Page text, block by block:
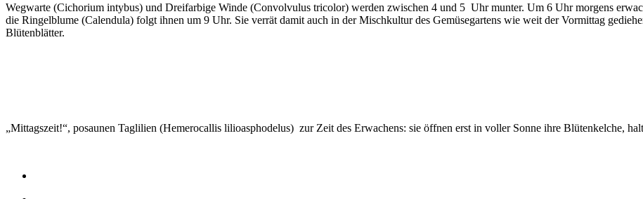
Wegwarte (Cichorium intybus) und Dreifarbige Winde (Convolvulus tricolor) werden zwischen 4 und 5 Uhr munter. Um 6 Uhr morgens
die Ringelblume (Calendula) folgt ihnen um 9 Uhr. Sie verrät damit auch in der Mischkultur des Gemüsegartens wie weit der Vormittag
Blütenblätter.
„Mittagszeit!“, posaunen Taglilien (Hemerocallis lilioasphodelus) zur Zeit des Erwachens: sie öffnen erst in voller Sonne ihre Blütenkelche,